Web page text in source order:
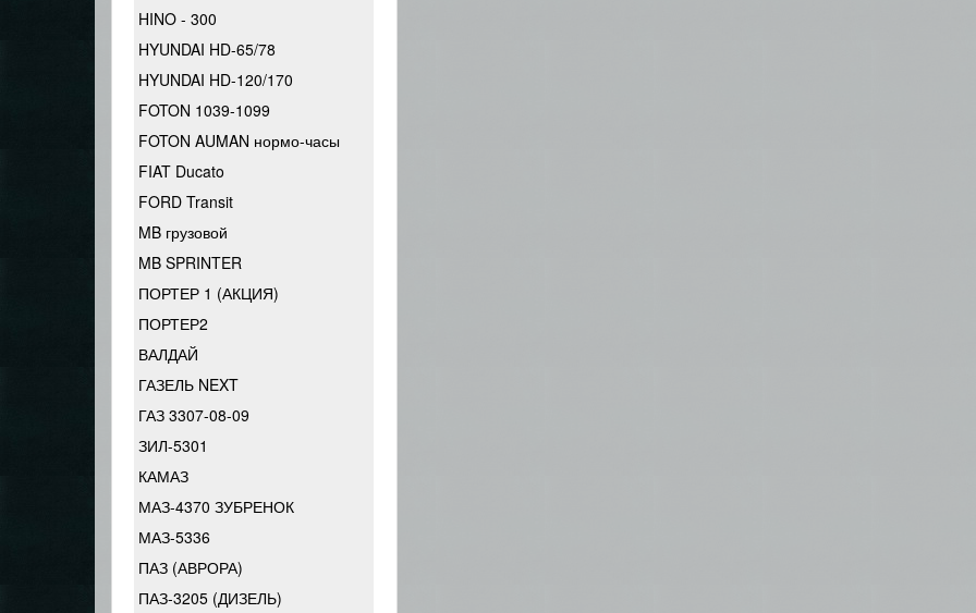
HINO - 300
HYUNDAI HD-65/78
HYUNDAI HD-120/170
FOTON 1039-1099
FOTON AUMAN нормо-часы
FIAT Ducato
FORD Transit
MB грузовой
MB SPRINTER
ПОРТЕР 1 (АКЦИЯ)
ПОРТЕР2
ВАЛДАЙ
ГАЗЕЛЬ NEXT
ГАЗ 3307-08-09
ЗИЛ-5301
КАМАЗ
МАЗ-4370 ЗУБРЕНОК
МАЗ-5336
ПАЗ (АВРОРА)
ПАЗ-3205 (ДИЗЕЛЬ)